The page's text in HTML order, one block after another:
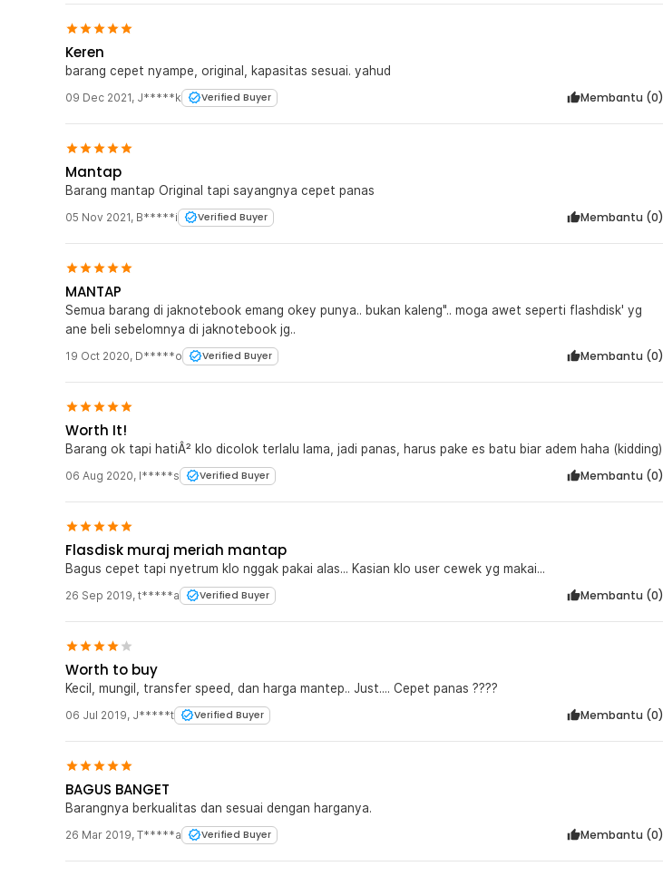
Keren
barang cepet nyampe, original, kapasitas sesuai. yahud
09 Dec 2021, J*****k Verified Buyer Membantu (0)
Mantap
Barang mantap Original tapi sayangnya cepet panas
05 Nov 2021, B*****i Verified Buyer Membantu (0)
MANTAP
Semua barang di jaknotebook emang okey punya.. bukan kaleng".. moga awet seperti flashdisk' yg
ane beli sebelomnya di jaknotebook jg..
19 Oct 2020, D*****o Verified Buyer Membantu (0)
Worth It!
Barang ok tapi hatiÂ² klo dicolok terlalu lama, jadi panas, harus pake es batu biar adem haha (kidding)
06 Aug 2020, I*****s Verified Buyer Membantu (0)
Flasdisk muraj meriah mantap
Bagus cepet tapi nyetrum klo nggak pakai alas... Kasian klo user cewek yg makai...
26 Sep 2019, t*****a Verified Buyer Membantu (0)
Worth to buy
Kecil, mungil, transfer speed, dan harga mantep.. Just.... Cepet panas ????
06 Jul 2019, J*****t Verified Buyer Membantu (0)
BAGUS BANGET
Barangnya berkualitas dan sesuai dengan harganya.
26 Mar 2019, T*****a Verified Buyer Membantu (0)